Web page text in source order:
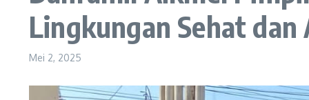
Lingkungan Sehat dan
Mei 2, 2025